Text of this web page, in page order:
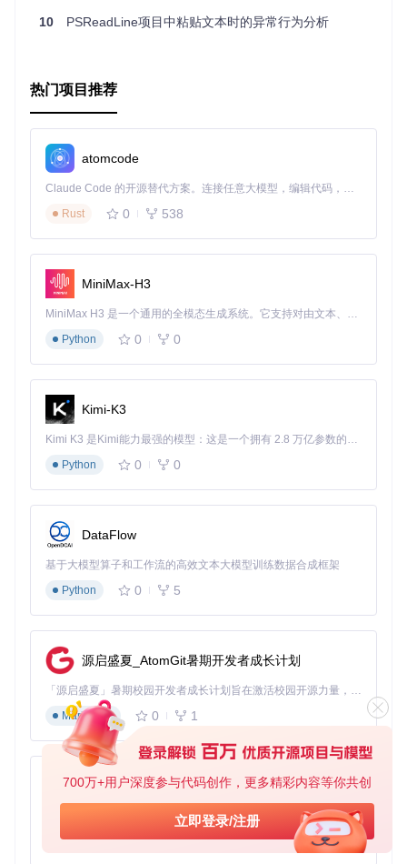
700万+用户深度参与代码创作，更多精彩内容等你共创
立即登录/注册
10 PSReadLine项目中粘贴文本时的异常行为分析
热门项目推荐
atomcode
Claude Code 的开源替代方案。连接任意大模型，编辑代码，运行命令，自动验证 — 全自动执行。用 Rust 构建，极致性能。 ｜ An open-source alternative to Claude Code. Connect any LLM, edit code, run commands, and verify changes — autonomously. Built in Rust for speed. Get Started
Rust
0 538
MiniMax-H3
MiniMax H3 是一个通用的全模态生成系统。它支持对由文本、图像、视频和音频组成的多模态上下文进行统一理解，并能生成分辨率高达 2K、时长可达 15 秒的带原生立体声音频的视频。得益于面向任务泛化的系统设计，H3 在预训练阶段就已具备广泛的多模态上下文理解与生成能力，能够出色地执行复杂的多模态指令。
Python
0 0
Kimi-K3
Kimi K3 是Kimi能力最强的模型：这是一个拥有 2.8 万亿参数的混合专家（MoE）模型，具备原生视觉理解能力，并支持 100 万 token 的上下文窗口。
Python
0 0
DataFlow
基于大模型算子和工作流的高效文本大模型训练数据合成框架
Python
0 5
源启盛夏_AtomGit暑期开发者成长计划
「源启盛夏」暑期校园开发者成长计划旨在激活校园开源力量，通过积分激励、认证扶持、资源倾斜等形式，引导高校组织和开发者完成「入驻 — 建项目 — 做贡献 — 获认证 — 得资源」的完整闭环。无论你是想带领社团入驻平台的组织者，还是希望用代码贡献证明自己的开发者，都能在这里找到属于你的成长路径。
Markdown
0 1
py-xiaozhi
基于Python的Xiaozhi AI，适用于想要完整Xiaozhi体验而无需拥有专用硬件的用户。
Python
0 1